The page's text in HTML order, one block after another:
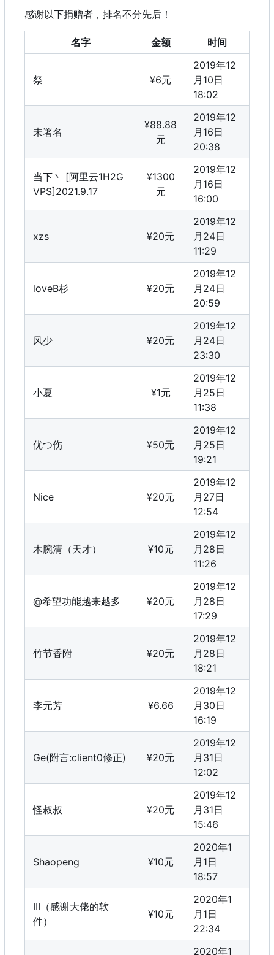
感谢以下捐赠者，排名不分先后！
名字 金额 时间
祭 ¥6元
2019年12
月10日
18:02
未署名
¥88.88
元
2019年12
月16日
20:38
当下丶 [阿里云1H2G
VPS]2021.9.17
¥1300
元
2019年12
月16日
16:00
xzs ¥20元
2019年12
月24日
11:29
loveB杉 ¥20元
2019年12
月24日
20:59
风少 ¥20元
2019年12
月24日
23:30
小夏 ¥1元
2019年12
月25日
11:38
优つ伤 ¥50元
2019年12
月25日
19:21
Nice ¥20元
2019年12
月27日
12:54
木腕清（天才） ¥10元
2019年12
月28日
11:26
@希望功能越来越多 ¥20元
2019年12
月28日
17:29
竹节香附 ¥20元
2019年12
月28日
18:21
李元芳 ¥6.66
2019年12
月30日
16:19
Ge(附言:client0修正) ¥20元
2019年12
月31日
12:02
怪叔叔 ¥20元
2019年12
月31日
15:46
Shaopeng ¥10元
2020年1
月1日
18:57
III（感谢大佬的软
件）
¥10元
2020年1
月1日
22:34
2020年1